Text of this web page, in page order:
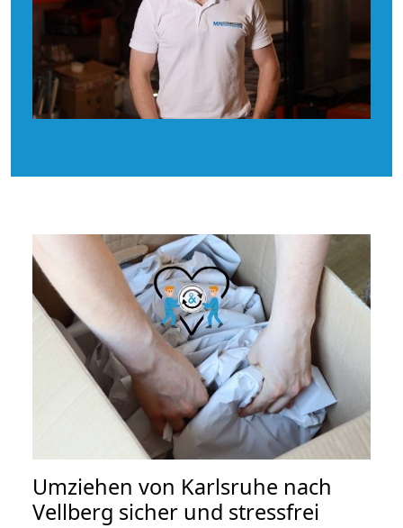
Umziehen von Karlsruhe nach
Vellberg sicher und stressfrei